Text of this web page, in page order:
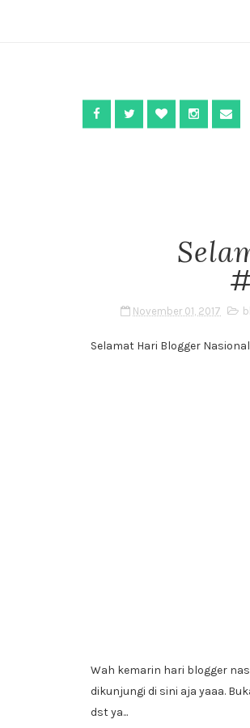
November 01, 2017
Selamat Hari Blogger
Wah kemarin hari blogger
dikunjungi di sini aja yaaa.
dst ya...